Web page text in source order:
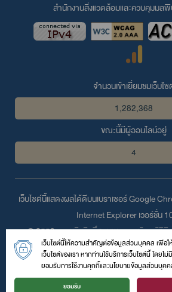
สำนักงานสิ่งแวดล้อมและควบคุมมลพิ
จำนวนเข้าเยี่ยมชมเว็บไ
1,282,368
ขณะนี้มีผู้ออนไลน์อยู่
4
เว็บไซต์นี้แสดงผลได้ดีบนเบราเซอร์Google
Internet Explorerเวอร์ชั่น
© 2559 สงวนลิขสิทธิ์ตามพระราชบัญญัติลิข
แวดล้อมและควบคุมมลพิษที่ 7
สำนักงานสิ่งแวดล้อมและควบคุมมลพิษที่ 7(สระบุ
คู่ ตำบลพระพุทธบาท อำเภอพระพุทธบาท จัง
เว็บไซต์นี้ให้ความสำคัญต่อข้อมูลส่วนบุคคล เพื่อ
เว็บไซต์ของเรา หากท่านใช้บริการเว็บไซต์นี้ โดยไ
ยอมรับการใช้งานคุกกี้และนโยบายข้อมูลส่วนบุคค
ยอมรับ